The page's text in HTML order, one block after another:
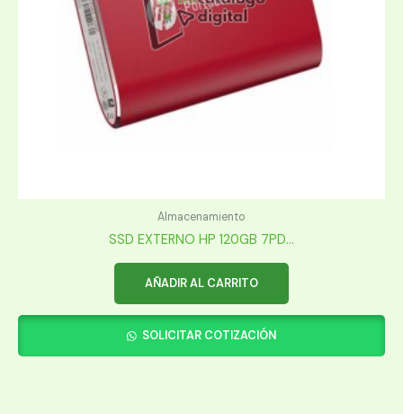
Almacenamiento
SSD EXTERNO HP 120GB 7PD...
AÑADIR AL CARRITO
SOLICITAR COTIZACIÓN